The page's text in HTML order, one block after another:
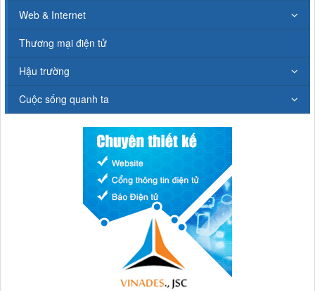
Web & Internet
Thương mại điện tử
Hậu trường
Cuộc sống quanh ta